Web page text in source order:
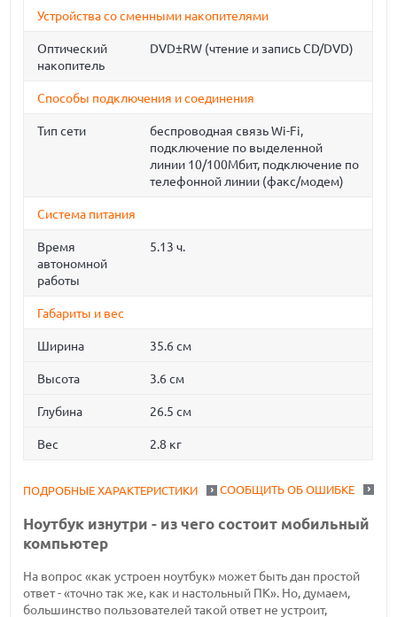
Устройства со сменными накопителями
Оптический
накопитель
DVD±RW (чтение и запись CD/DVD)
Способы подключения и соединения
Тип сети
беспроводная связь Wi-Fi,
подключение по выделенной
линии 10/100Мбит, подключение по
телефонной линии (факс/модем)
Система питания
Время
автономной
работы
5.13 ч.
Габариты и вес
Ширина 35.6 см
Высота 3.6 см
Глубина 26.5 см
Вес 2.8 кг
СООБЩИТЬ ОБ ОШИБКЕ
ПОДРОБНЫЕ ХАРАКТЕРИСТИКИ
Ноутбук изнутри - из чего состоит мобильный
компьютер
На вопрос «как устроен ноутбук» может быть дан простой
ответ - «точно так же, как и настольный ПК». Но, думаем,
большинство пользователей такой ответ не устроит,